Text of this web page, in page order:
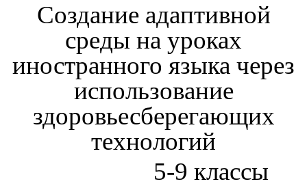
Создание адаптивной
среды на уроках
иностранного языка через
использование
здоровьесберегающих
технологий
5-9 классы